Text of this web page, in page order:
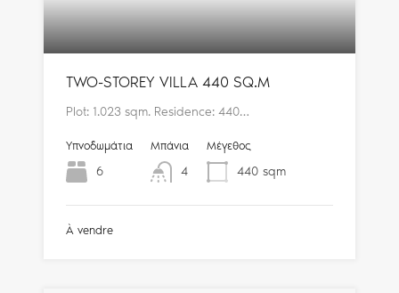
TWO-STOREY VILLA 440 SQ.M
Plot: 1.023 sqm. Residence: 440…
Υπνοδωμάτια
6
Μπάνια
4
Μέγεθος
440 sqm
À vendre